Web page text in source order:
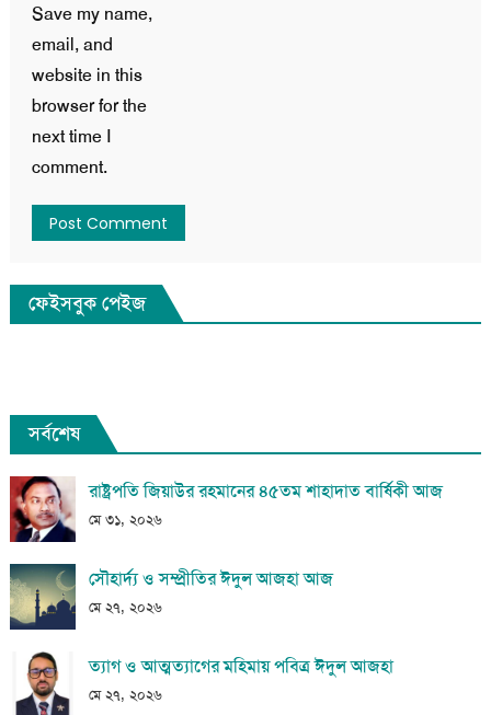
Save my name,
email, and
website in this
browser for the
next time I
comment.
ফেইসবুক পেইজ
সর্বশেষ
রাষ্ট্রপতি জিয়াউর রহমানের ৪৫তম শাহাদাত বার্ষিকী আজ
মে ৩১, ২০২৬
সৌহার্দ্য ও সম্প্রীতির ঈদুল আজহা আজ
মে ২৭, ২০২৬
ত্যাগ ও আত্মত্যাগের মহিমায় পবিত্র ঈদুল আজহা
মে ২৭, ২০২৬